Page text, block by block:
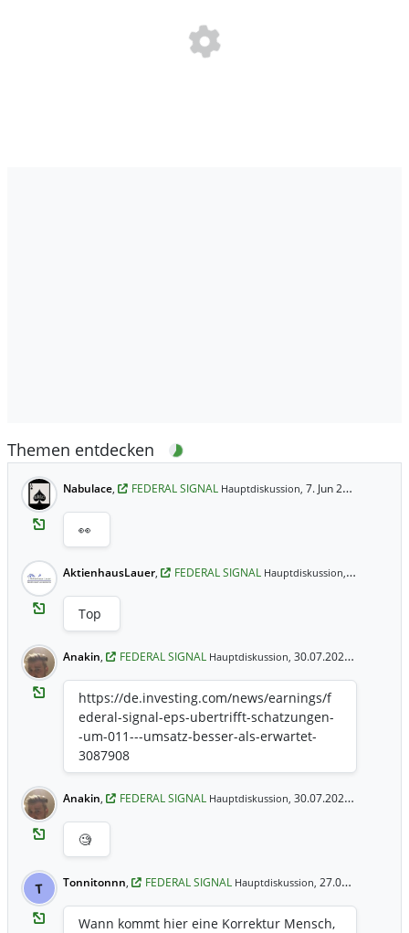
Themen entdecken
Nabulace, FEDERAL SIGNAL Hauptdiskussion, 7. Jun 20:00 Uhr
👀
AktienhausLauer, FEDERAL SIGNAL Hauptdiskussion,30.07.2025
Top
Anakin, FEDERAL SIGNAL Hauptdiskussion, 30.07.2025 17:22 Uhr
https://de.investing.com/news/earnings/f
ederal-signal-eps-ubertrifft-schatzungen-
-um-011---umsatz-besser-als-erwartet-
3087908
Anakin, FEDERAL SIGNAL Hauptdiskussion, 30.07.2025 17:21 Uhr
🧐
T Tonnitonnn, FEDERAL SIGNAL Hauptdiskussion, 27.06.2025 11:08 Uhr
Wann kommt hier eine Korrektur Mensch,